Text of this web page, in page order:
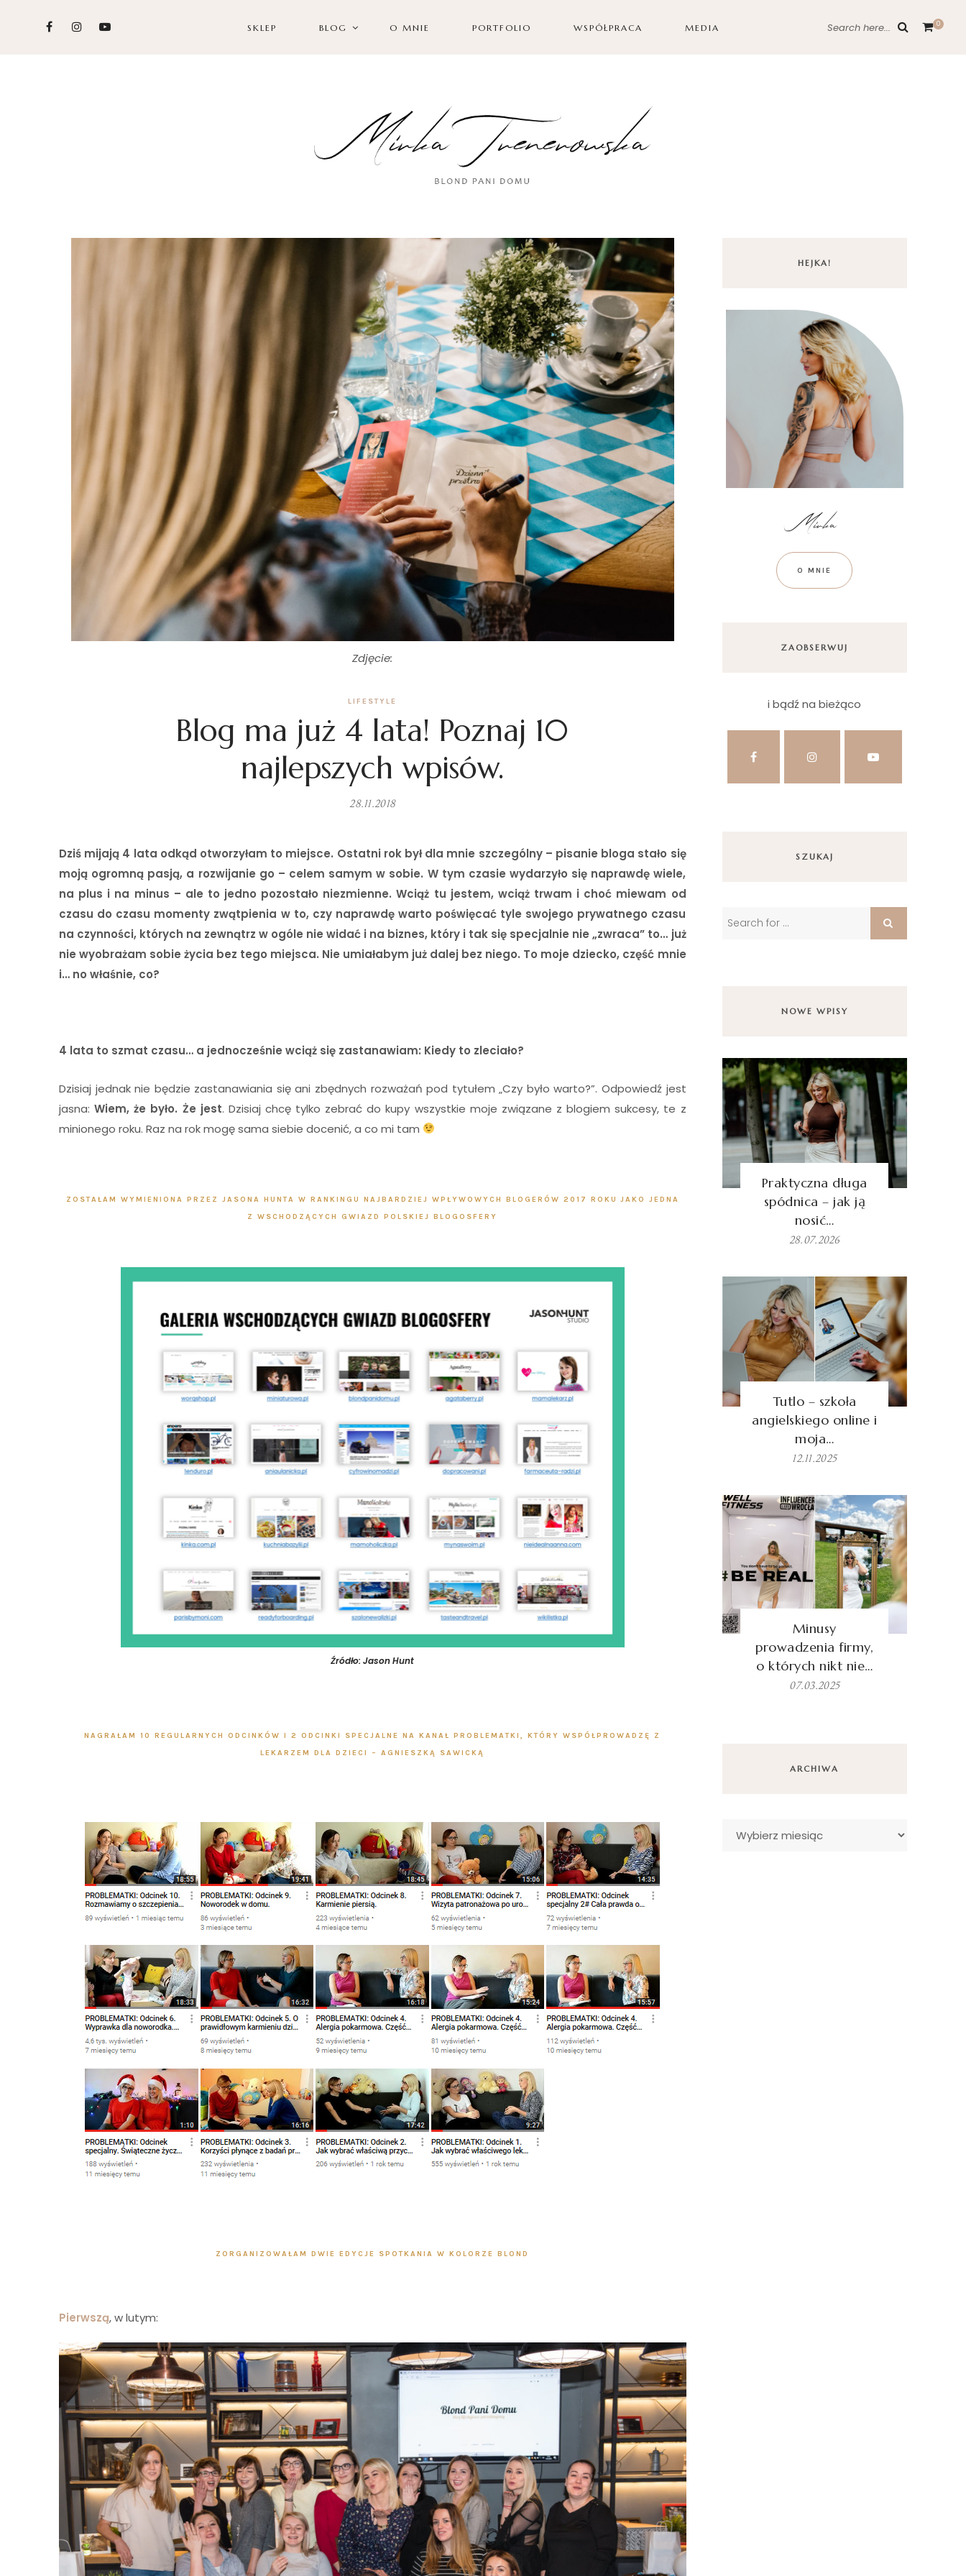
SKLEP BLOG O MNIE PORTFOLIO WSPÓŁPRACA MEDIA Search here... 0
Zdjęcie:
LIFESTYLE
Blog ma już 4 lata! Poznaj 10
najlepszych wpisów.
28.11.2018
Dziś mijają 4 lata odkąd otworzyłam to miejsce. Ostatni rok był dla mnie szczególny – pisanie bloga stało się
moją ogromną pasją, a rozwijanie go – celem samym w sobie. W tym czasie wydarzyło się naprawdę wiele,
na plus i na minus – ale to jedno pozostało niezmienne. Wciąż tu jestem, wciąż trwam i choć miewam od
czasu do czasu momenty zwątpienia w to, czy naprawdę warto poświęcać tyle swojego prywatnego czasu
na czynności, których na zewnątrz w ogóle nie widać i na biznes, który i tak się specjalnie nie „zwraca” to… już
nie wyobrażam sobie życia bez tego miejsca. Nie umiałabym już dalej bez niego. To moje dziecko, część mnie
i… no właśnie, co?
4 lata to szmat czasu… a jednocześnie wciąż się zastanawiam: Kiedy to zleciało?
Dzisiaj jednak nie będzie zastanawiania się ani zbędnych rozważań pod tytułem „Czy było warto?”. Odpowiedź jest
jasna:Wiem, że było. Że jest. Dzisiaj chcę tylko zebrać do kupy wszystkie moje związane z blogiem sukcesy, te z
minionego roku. Raz na rok mogę sama siebie docenić, a co mi tam
ZOSTAŁAM WYMIENIONA PRZEZ JASONA HUNTA W RANKINGU NAJBARDZIEJ WPŁYWOWYCH BLOGERÓW 2017 ROKU JAKO JEDNA
Z WSCHODZĄCYCH GWIAZD POLSKIEJ BLOGOSFERY
Źródło: Jason Hunt
NAGRAŁAM 10 REGULARNYCH ODCINKÓW I 2 ODCINKI SPECJALNE NA KANAŁ PROBLEMATKI, KTÓRY WSPÓŁPROWADZĘ Z
LEKARZEM DLA DZIECI – AGNIESZKĄ SAWICKĄ
ZORGANIZOWAŁAM DWIE EDYCJE SPOTKANIA W KOLORZE BLOND
Pierwszą, w lutym:
HEJKA!
O MNIE
ZAOBSERWUJ
i bądź na bieżąco
SZUKAJ
NOWE WPISY
Praktyczna długa
spódnica – jak ją
nosić…
28.07.2026
Tutlo – szkoła
angielskiego online i
moja…
12.11.2025
Minusy
prowadzenia firmy,
o których nikt nie…
07.03.2025
ARCHIWA